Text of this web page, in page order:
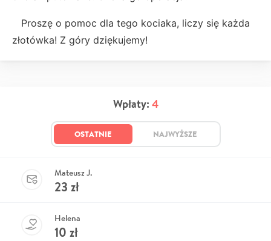
Proszę o pomoc dla tego kociaka, liczy się każda
złotówka! Z góry dziękujemy!
Wpłaty: 4
OSTATNIE NAJWYŻSZE
Mateusz J.
23 zł
Helena
10 zł